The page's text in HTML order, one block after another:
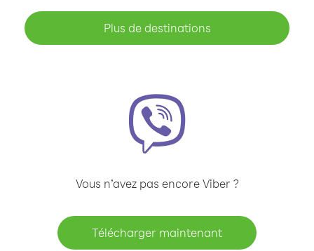
Plus de destinations
Vous n’avez pas encore Viber ?
Télécharger maintenant